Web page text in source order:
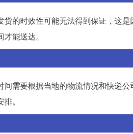
的时效性可能无法得到保证，这是
能送达。
需要根据当地的物流情况和快递公
。